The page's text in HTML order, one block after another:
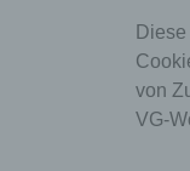
von
VG-